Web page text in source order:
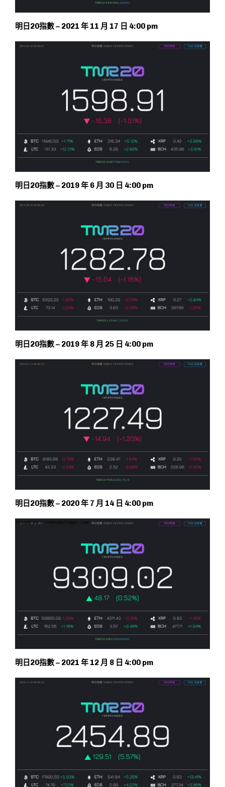
明日20指數 – 2021 年 11 月 17 日 4:00 pm
明日20指數 – 2019 年 6 月 30 日 4:00 pm
明日20指數 – 2019 年 8 月 25 日 4:00 pm
明日20指數 – 2020 年 7 月 14 日 4:00 pm
明日20指數 – 2021 年 12 月 8 日 4:00 pm